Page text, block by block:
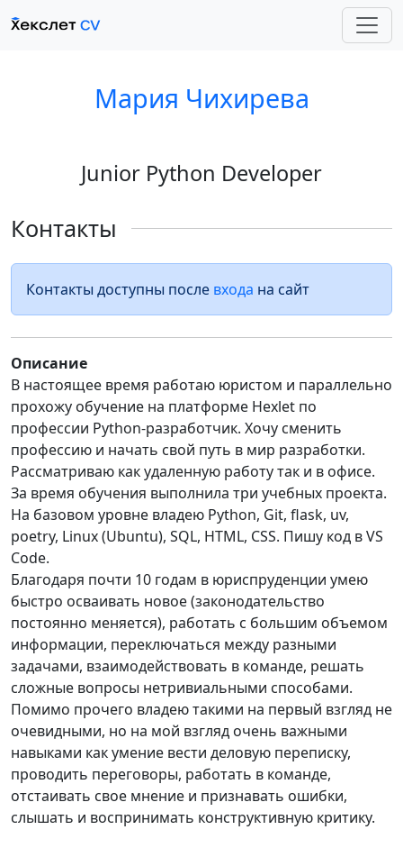
Мария Чихирева
Junior Python Developer
Контакты
Контакты доступны после входа на сайт
Описание
В настоящее время работаю юристом и параллельно
прохожу обучение на платформе Hexlet по
профессии Python-разработчик. Хочу сменить
профессию и начать свой путь в мир разработки.
Рассматриваю как удаленную работу так и в офисе.
За время обучения выполнила три учебных проекта.
На базовом уровне владею Python, Git, flask, uv,
poetry, Linux (Ubuntu), SQL, HTML, CSS. Пишу код в VS
Code.
Благодаря почти 10 годам в юриспруденции умею
быстро осваивать новое (законодательство
постоянно меняется), работать с большим объемом
информации, переключаться между разными
задачами, взаимодействовать в команде, решать
сложные вопросы нетривиальными способами.
Помимо прочего владею такими на первый взгляд не
очевидными, но на мой взгляд очень важными
навыками как умение вести деловую переписку,
проводить переговоры, работать в команде,
отстаивать свое мнение и признавать ошибки,
слышать и воспринимать конструктивную критику.